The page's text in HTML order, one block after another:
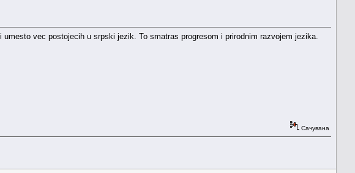
vec postojecih u srpski jezik. To smatras progresom i prirodnim razvojem jezika.
Сачувана